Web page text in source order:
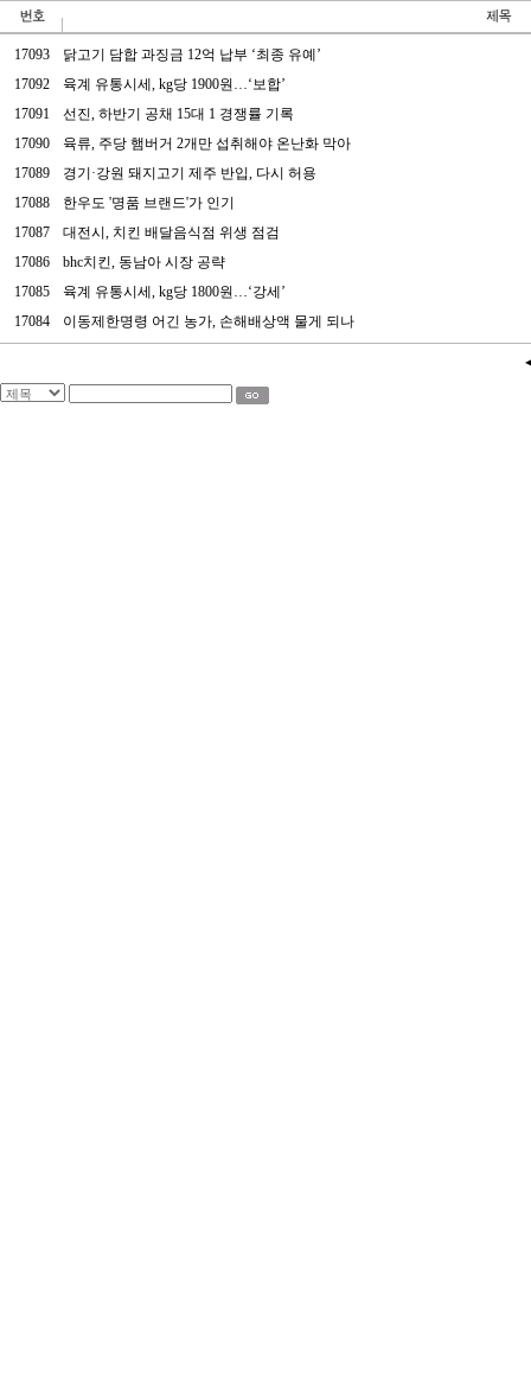
17093
닭고기 담합 과징금 12억 납부 ‘최종 유예’
17092
육계 유통시세, kg당 1900원…‘보합’
17091
선진, 하반기 공채 15대 1 경쟁률 기록
17090
육류, 주당 햄버거 2개만 섭취해야 온난화 막아
17089
경기·강원 돼지고기 제주 반입, 다시 허용
17088
한우도 '명품 브랜드'가 인기
17087
대전시, 치킨 배달음식점 위생 점검
17086
bhc치킨, 동남아 시장 공략
17085
육계 유통시세, kg당 1800원…‘강세’
17084
이동제한명령 어긴 농가, 손해배상액 물게 되나